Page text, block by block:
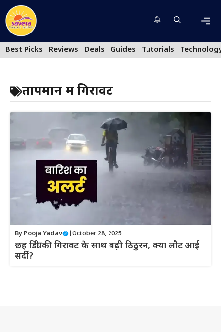
Skip
to
content
Best Picks
Reviews Deals Guides Tutorials
तापमान में गिरावट
By Pooja Yadav October 28, 2025
छह डिग्री की गिरावट के साथ बढ़ी ठिठुरन, क्या लौट आई
सर्दी?